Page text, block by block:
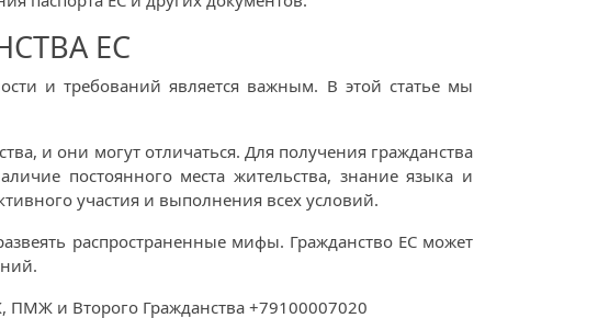
ЕС
и требований является важным. В этой статье мы
и они могут отличаться. Для получения гражданства
постоянного места жительства, знание языка и
участия и выполнения всех условий.
распространенные мифы. Гражданство ЕС может
и Второго Гражданства +79100007020